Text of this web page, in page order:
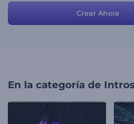
Crear Ahora
En la categoría de